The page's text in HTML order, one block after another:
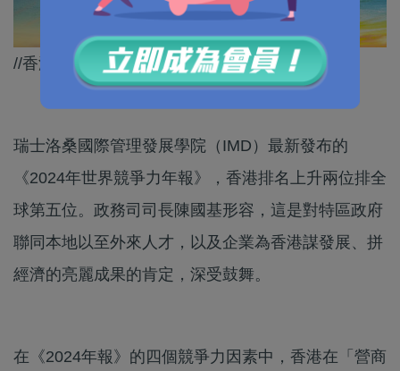
//香港用實力話畀大家知，香港仲有排玩呀！//
瑞士洛桑國際管理發展學院（IMD）最新發布的
《2024年世界競爭力年報》，香港排名上升兩位排全
球第五位。政務司司長陳國基形容，這是對特區政府
聯同本地以至外來人才，以及企業為香港謀發展、拼
經濟的亮麗成果的肯定，深受鼓舞。
在《2024年報》的四個競爭力因素中，香港在「營商